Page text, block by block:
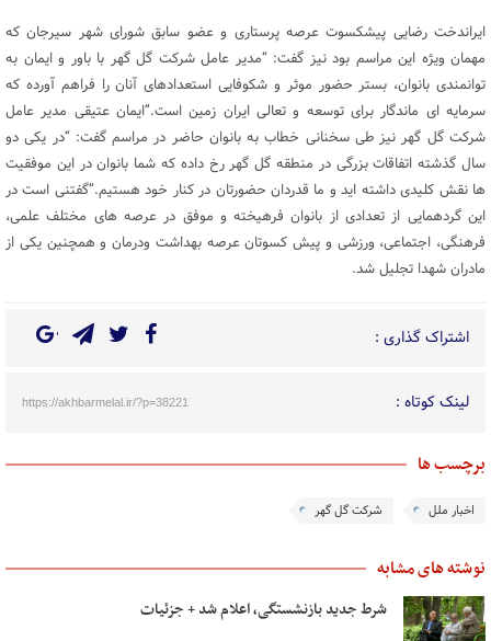
ایراندخت رضایی پیشکسوت عرصه پرستاری و عضو سابق شورای شهر سیرجان که
مهمان ویژه این مراسم بود نیز گفت: “مدیر عامل شرکت گل گهر با باور و ایمان به
توانمندی بانوان، بستر حضور موثر و شکوفایی استعدادهای آنان را فراهم آورده که
سرمایه ای ماندگار برای توسعه و تعالی ایران زمین است.”ایمان عتیقی مدیر عامل
شرکت گل گهر نیز طی سخنانی خطاب به بانوان حاضر در مراسم گفت: “در یکی دو
سال گذشته اتفاقات بزرگی در منطقه گل گهر رخ داده که شما بانوان در این موفقیت
ها نقش کلیدی داشته اید و ما قدردان حضورتان در کنار خود هستیم.”گفتنی است در
این گردهمایی از تعدادی از بانوان فرهیخته و موفق در عرصه های مختلف علمی،
فرهنگی، اجتماعی، ورزشی و پیش کسوتان عرصه بهداشت ودرمان و همچنین یکی از
مادران شهدا تجلیل شد.
اشتراک گذاری :
لینک کوتاه : https://akhbarmelal.ir/?p=38221
برچسب ها
اخبار ملل شرکت گل‌ گهر
نوشته های مشابه
شرط جدید بازنشستگی، اعلام شد + جزئیات